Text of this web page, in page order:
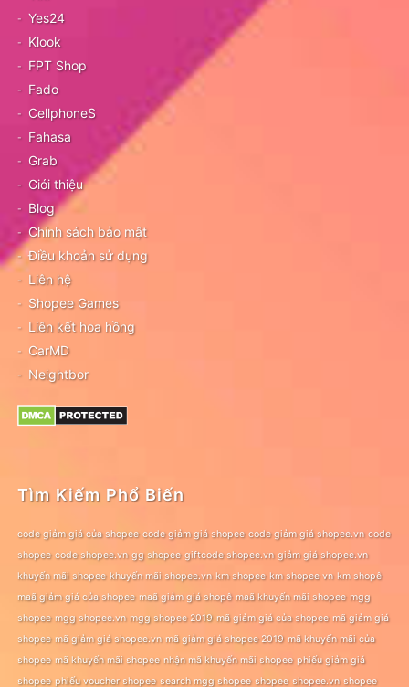
Yes24
Klook
FPT Shop
Fado
CellphoneS
Fahasa
Grab
Giới thiệu
Blog
Chính sách bảo mật
Điều khoản sử dụng
Liên hệ
Shopee Games
Liên kết hoa hồng
CarMD
Neightbor
Tìm Kiếm Phổ Biến
code giảm giá của shopee code giảm giá shopee code giảm giá shopee.vn code
shopee code shopee.vn gg shopee giftcode shopee.vn giảm giá shopee.vn
khuyến mãi shopee khuyến mãi shopee.vn km shopee km shopee vn km shopê
maã giảm giá của shopee maã giảm giá shopê maã khuyến mãi shopee mgg
shopee mgg shopee.vn mgg shopee 2019 mã giảm giá của shopee mã giảm giá
shopee mã giảm giá shopee.vn mã giảm giá shopee 2019 mã khuyến mãi của
shopee mã khuyến mãi shopee nhận mã khuyến mãi shopee phiếu giảm giá
shopee phiếu voucher shopee search mgg shopee shopee shopee.vn shopee